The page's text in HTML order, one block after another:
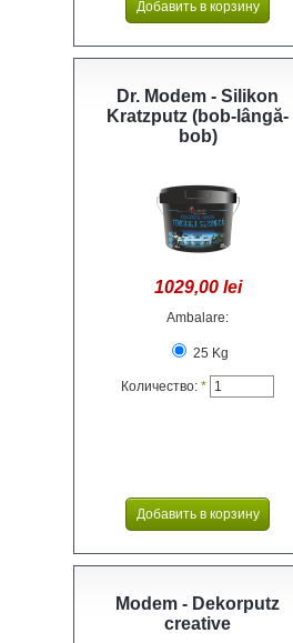
Dr. Modem - Silikon
Kratzputz (bob-lângă-
bob)
1029,00 lei
Ambalare:
25 Kg
Количество: *
Modem - Dekorputz
creative